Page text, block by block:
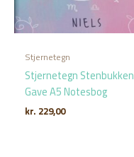
Stjernetegn
Stjernetegn Stenbukken
Gave A5 Notesbog
kr. 229,00